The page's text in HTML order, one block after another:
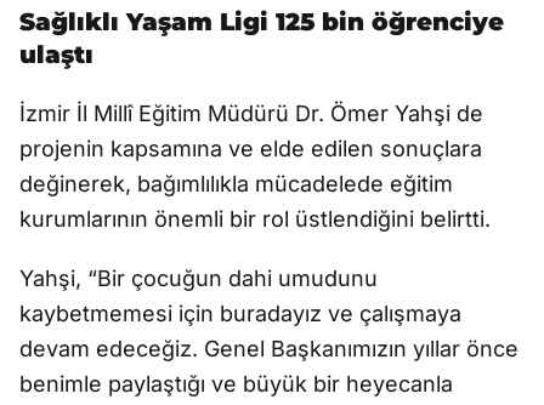
Sağlıklı Yaşam Ligi 125 bin öğrenciye
ulaştı
İzmir İl Millî Eğitim Müdürü Dr. Ömer Yahşi de
projenin kapsamına ve elde edilen sonuçlara
değinerek, bağımlılıkla mücadelede eğitim
kurumlarının önemli bir rol üstlendiğini belirtti.
Yahşi, “Bir çocuğun dahi umudunu
kaybetmemesi için buradayız ve çalışmaya
devam edeceğiz. Genel Başkanımızın yıllar önce
benimle paylaştığı ve büyük bir heyecanla